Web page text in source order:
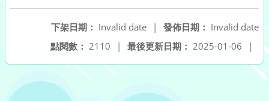
發佈日期： Invalid date
下架日期： Invalid date
|
最後更新日期： 2025-01-06 |
點閱數： 2110 |